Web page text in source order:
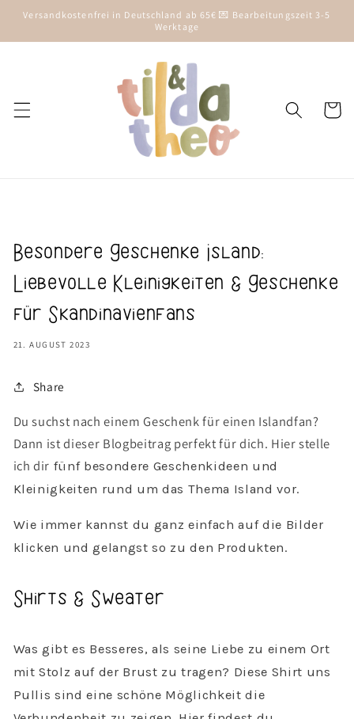
zum
Versandkostenfrei in Deutschland ab 65€ 💌 Bearbeitungszeit 3-5
Werktage
Besondere Geschenke Island:
Liebevolle Kleinigkeiten & Geschenke
für Skandinavienfans
21. AUGUST 2023
Share
Du suchst nach einem Geschenk für einen Islandfan?
Dann ist dieser Blogbeitrag perfekt für dich. Hier stelle
ich dir fünf besondere Geschenkideen und
Kleinigkeiten rund um das Thema Island vor.
Wie immer kannst du ganz einfach auf die Bilder
klicken und gelangst so zu den Produkten.
Shirts & Sweater
Was gibt es Besseres, als seine Liebe zu einem Ort
mit Stolz auf der Brust zu tragen? Diese Shirt uns
Pullis sind eine schöne Möglichkeit die